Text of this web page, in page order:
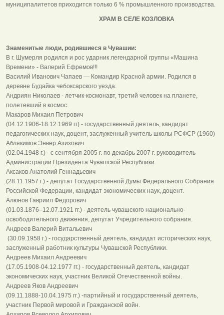
муниципалитетов приходится только 6 % промышленного производства.
ХРАМ В СЕЛЕ КОЗЛОВКА
Знаменитые люди, родившиеся в Чувашии:
В г. Шумерля родился и рос ударник легендарной группы «Машина
Времени» - Валерий Ефремов!!!
Василий Иванович Чапаев — Командир Красной армии. Родился в
деревне Будайка чебоксарского уезда.
Андриян Николаев - летчик-космонавт, третий человек на планете,
полетевший в космос.
Макаров Михаил Петрович
(04.12.1906-18.12.1969 гг) - государственный деятель, кандидат
педагогических наук, доцент, заслуженный учитель школы РСФСР (1960)
Аблякимов Энвер Азизович
(02.04.1948 г.) - c сентября 2005 г. по декабрь 2007 г. руководитель
Администрации Президента Чувашской Республики.
Аксаков Анатолий Геннадьевич
(28.11.1957 г.) - депутат Государственной Думы Федерального Собрания
Российской Федерации, кандидат экономических наук, доцент.
Алюнов Гавриил Федорович
(01.03.1876–12.07.1921 гг.) - деятель чувашского национально-
освободительного движения, депутат Учредительного собрания.
Андреев Валерий Витальевич
(30.09.1958 г.) - государственный деятель, кандидат исторических наук,
заслуженный работник культуры Чувашской Республики.
Андреев Михаил Андреевич
(17.05.1908-04.12.1977 гг.) - государственный деятель, кандидат
экономических наук, участник Великой Отечественной войны.
Андреев Яков Андреевич
(09.11.1888-10.04.1975 гг.) -партийный и государственный деятель,
участник Первой мировой и Гражданской войн.